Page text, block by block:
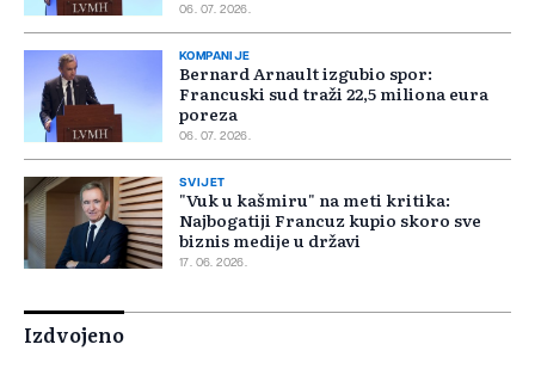
06. 07. 2026.
KOMPANIJE
Bernard Arnault izgubio spor:
Francuski sud traži 22,5 miliona eura
poreza
06. 07. 2026.
SVIJET
"Vuk u kašmiru" na meti kritika:
Najbogatiji Francuz kupio skoro sve
biznis medije u državi
17. 06. 2026.
Izdvojeno